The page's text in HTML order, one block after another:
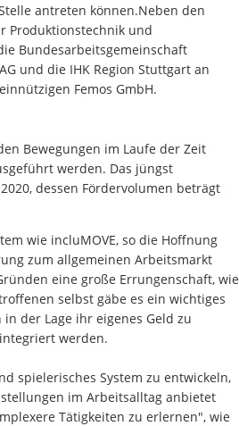
antreten können.Neben den
Produktionstechnik und
Bundesarbeitsgemeinschaft
und die IHK Region Stuttgart an
Femos GmbH.
Bewegungen im Laufe der Zeit
werden. Das jüngst
dessen Fördervolumen beträgt
wie incluMOVE, so die Hoffnung
zum allgemeinen Arbeitsmarkt
eine große Errungenschaft, wie
selbst gäbe es ein wichtiges
der Lage ihr eigenes Geld zu
werden.
spielerisches System zu entwickeln,
im Arbeitsalltag anbietet
Tätigkeiten zu erlernen", wie